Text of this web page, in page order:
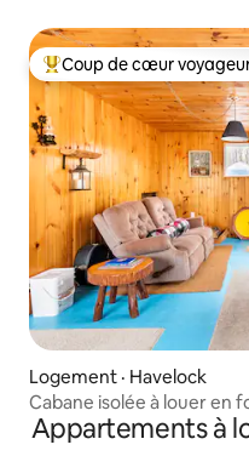
Coup de cœur voyageurs
Coup de cœur
Logement · Havelock
Cabane isolée à louer en
Appartements à